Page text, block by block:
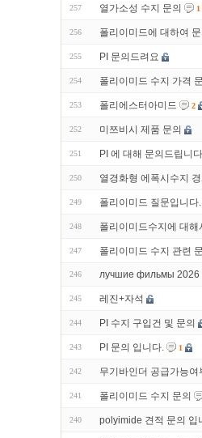
257 열가소성 수지 문의 1
256 폴리이미드에 대하여
255 PI 문의드려요
254 폴리이미드 수지 가격
253 폴리에스터아미드 2
252 미쯔비시 제품 문의
251 PI 에 대해 문의드립니
250 열경화형 에폭시수지
249 폴리이미드 질문입니다.
248 폴리이미드수지에 대
247 폴리이미드 수지 관련
246 лучшие фильмы 2026
245 레진+자석
244 PI 수지 구입건 및 문의
243 PI 문의 입니다. 1
242 무기바인더 공급가능여
241 폴리이미드 수지 문의
240 polyimide 견적 문의 입